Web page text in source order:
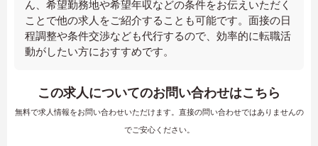
ん、希望勤務地や希望年収などの条件をお伝えいただく
ことで他の求人をご紹介することも可能です。面接の日
程調整や条件交渉なども代行するので、効率的に転職活
動がしたい方におすすめです。
この求人についてのお問い合わせはこちら
無料で求人情報をお問い合わせいただけます。直接の問い合わせではありませんの
でご安心ください。